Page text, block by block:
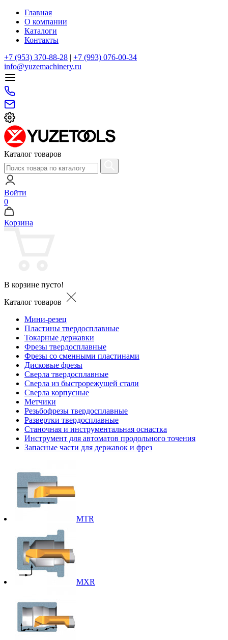
Главная
О компании
Каталоги
Контакты
+7 (953) 370-88-28 | +7 (993) 076-00-34
info@yuzemachinery.ru
Каталог товаров
Войти
0
Корзина
В корзине пусто!
Каталог товаров
Мини-резец
Пластины твердосплавные
Токарные державки
Фрезы твердосплавные
Фрезы со сменными пластинами
Дисковые фрезы
Сверла твердосплавные
Сверла из быстрорежущей стали
Сверла корпусные
Метчики
Резьбофрезы твердосплавные
Развертки твердосплавные
Станочная и инструментальная оснастка
Инструмент для автоматов продольного точения
Запасные части для державок и фрез
MTR
MXR